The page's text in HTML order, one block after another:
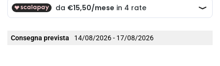
Consegna prevista 14/08/2026 - 17/08/2026